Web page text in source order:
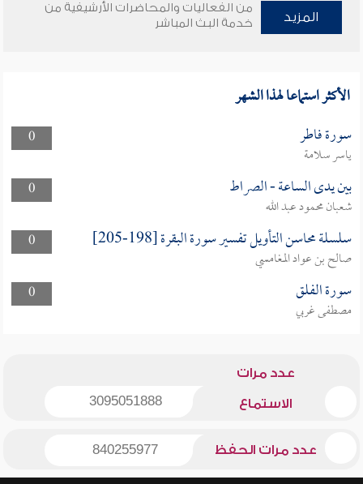
المزيد
من الفعاليات والمحاضرات الأرشيفية من
خدمة البث المباشر
الأكثر استماعا لهذا الشهر
0 سورة فاطر
ياسر سلامة
0
بين يدى الساعة - الصراط
شعبان محمود عبد الله
0
سلسلة محاسن التأويل تفسير سورة البقرة [198-205]
صالح بن عواد المغامسي
0
سورة الفلق
مصطفى غربي
عدد مرات
الاستماع 3095051888
عدد مرات الحفظ 840255977